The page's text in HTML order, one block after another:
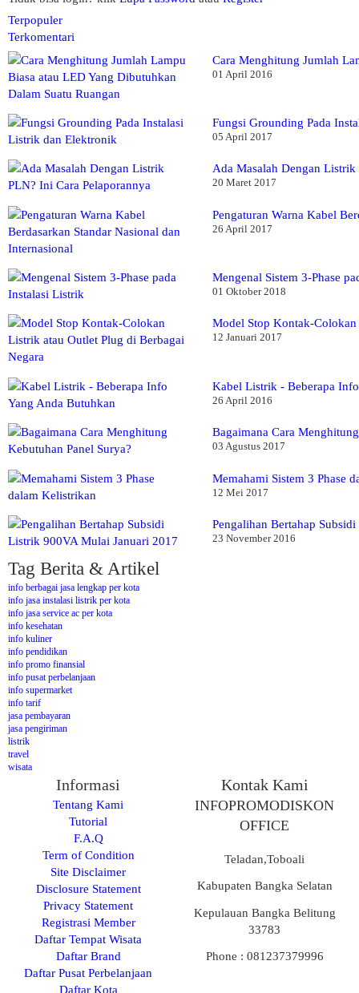
Terpopuler
Terkomentari
Cara Menghitung Jumlah
01 April 2016
Fungsi Grounding Pada
05 April 2017
Ada Masalah Dengan
20 Maret 2017
Pengaturan Warna Kabel
26 April 2017
Mengenal Sistem 3-Phase
01 Oktober 2018
Model Stop Kontak-
12 Januari 2017
Kabel Listrik - Beberapa
26 April 2016
Bagaimana Cara
03 Agustus 2017
Memahami Sistem 3 Phase
12 Mei 2017
Pengalihan Bertahap
23 November 2016
Tag Berita & Artikel
info berbagai jasa lengkap per kota
info jasa instalasi listrik per kota
info jasa service ac per kota
info kesehatan
info kuliner
info pendidikan
info promo finansial
info pusat perbelanjaan
info supermarket
info tarif
jasa pembayaran
jasa pengiriman
listrik
travel
wisata
Informasi
Tentang Kami
Tutorial
F.A.Q
Term of Condition
Site Disclaimer
Disclosure Statement
Privacy Statement
Registrasi Member
Daftar Tempat Wisata
Daftar Brand
Daftar Pusat Perbelanjaan
Daftar Kota
Kontak Kami
INFOPROMODISKON
OFFICE
Teladan,Toboali
Kabupaten Bangka Selatan
Kepulauan Bangka Belitung
33783
Phone : 081237379996